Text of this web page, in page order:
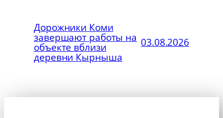
Дорожники Коми
завершают работы на
объекте вблизи
деревни Кырныша
03.08.2026